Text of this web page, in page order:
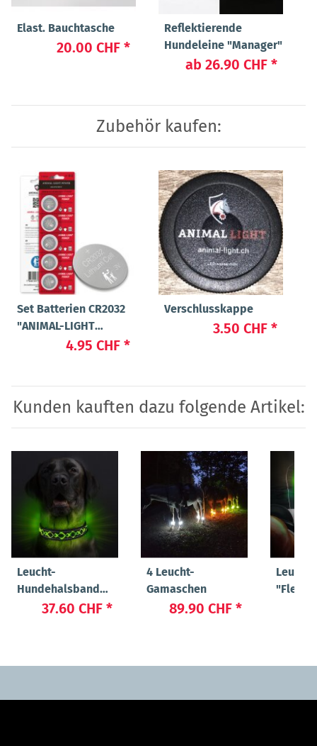
Elast. Bauchtasche
20.00 CHF *
Reflektierende
Hundeleine "Manager"
ab 26.90 CHF *
Zubehör kaufen:
Set Batterien CR2032
"ANIMAL-LIGHT
4.95 CHF *
Verschlusskappe
3.50 CHF *
Kunden kauften dazu folgende Artikel:
Leucht-
Hundehalsband
"Beauty"
37.60 CHF *
4 Leucht-
Gamaschen
89.90 CHF *
"Flex"